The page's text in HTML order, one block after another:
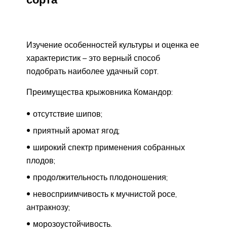
Изучение особенностей культуры и оценка ее
характеристик – это верный способ
подобрать наиболее удачный сорт.
Преимущества крыжовника Командор:
отсутствие шипов;
приятный аромат ягод;
широкий спектр применения собранных
плодов;
продолжительность плодоношения;
невосприимчивость к мучнистой росе,
антракнозу;
морозоустойчивость.